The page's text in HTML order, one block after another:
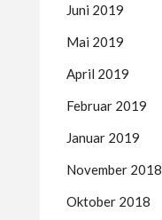
Juni 2019
Mai 2019
April 2019
Februar 2019
Januar 2019
November 2018
Oktober 2018